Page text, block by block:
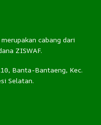
cabang dari
ZISWAF.
Banta-Bantaeng, Kec.
Selatan.